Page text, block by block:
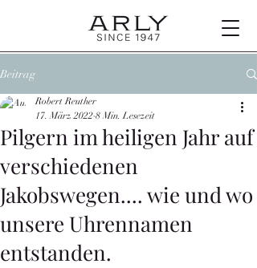
Beitrag
Pilgern im heiligen Jahr auf
verschiedenen
Jakobswegen.... wie und wo
unsere Uhrennamen
entstanden.
Robert Reuther
17. März 2022 8 Min. Lesezeit